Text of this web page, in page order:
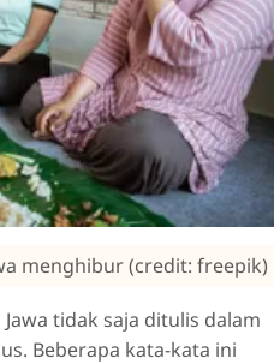
menghibur (credit: freepik)
tidak saja ditulis dalam
Beberapa kata-kata ini